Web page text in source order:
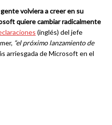
volviera a creer en su
quiere cambiar radicalmente
(inglés) del jefe
“el próximo lanzamientode
arriesgada de Microsoft en el